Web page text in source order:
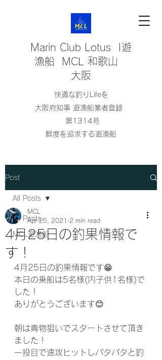
Marin Club Lotus |遊
漁船 MCL 和歌山
大阪
快適な釣りLifeを
大阪府知事 遊漁船業者登録
第1314号
鮮度を追求する遊漁船
Post
All Posts
MCL遊漁船
All Posts
4月25日の釣果情報で
す！
MCL
Apr 25, 2021
2 min read
4月25日の釣果情報です😁
本日の乗船は5名様(内子供1名様)で
した！
ありがとうございます😊
朝は青物狙いでスタートさせて頂き
ました！
一投目で速攻ヒットしパタパタと釣